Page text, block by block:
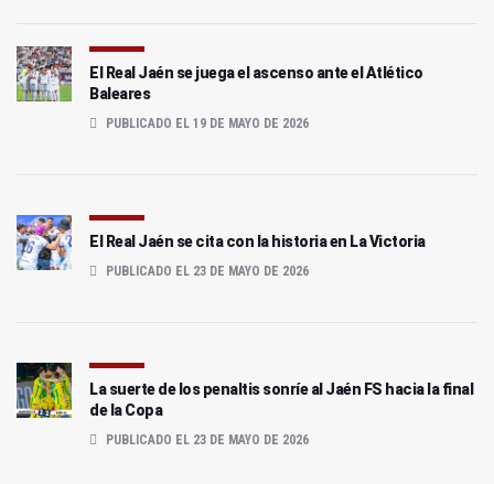
El Real Jaén se juega el ascenso ante el Atlético
Baleares
PUBLICADO EL 19 DE MAYO DE 2026
El Real Jaén se cita con la historia en La Victoria
PUBLICADO EL 23 DE MAYO DE 2026
La suerte de los penaltis sonríe al Jaén FS hacia la final
de la Copa
PUBLICADO EL 23 DE MAYO DE 2026